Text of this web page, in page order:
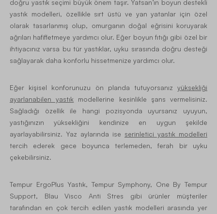
doğru yastık seçimi büyük önem taşır. Yatsan’ın boyun destekli
yastık modelleri, özellikle sırt üstü ve yan yatanlar için özel
olarak tasarlanmış olup, omurganın doğal eğrisini koruyarak
ağrıları hafifletmeye yardımcı olur. Eğer boyun fıtığı gibi özel bir
ihtiyacınız varsa bu tür yastıklar, uyku sırasında doğru desteği
sağlayarak daha konforlu hissetmenize yardımcı olur.
Eğer kişisel konforunuzu ön planda tutuyorsanız yüksekliği
ayarlanabilen yastık modellerine kesinlikle şans vermelisiniz.
Sağladığı özellik ile hangi pozisyonda uyursanız uyuyun,
yastığınızın yüksekliğini kendinize en uygun şekilde
ayarlayabilirsiniz. Yaz aylarında ise serinletici yastık modelleri
tercih ederek gece boyunca terlemeden, ferah bir uyku
çekebilirsiniz.
Tempur ErgoPlus Yastık, Tempur Symphony, One By Tempur
Support, Blau Visco Anti Stres gibi ürünler müşteriler
tarafından en çok tercih edilen yastık modelleri arasında yer